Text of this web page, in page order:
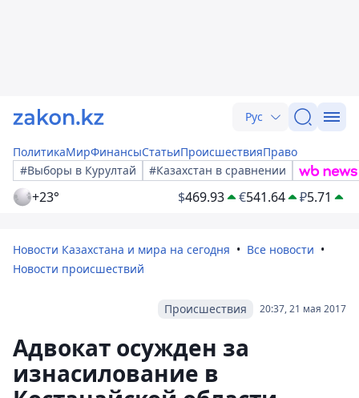
Рус
ПолитикаМирФинансыСтатьиПроисшествияПраво
#Выборы в Курултай
#Казахстан в сравнении
+23° $469.93 €541.64 ₽5.71
Новости Казахстана и мира на сегодня
Все новости
Новости происшествий
20:37, 21 мая 2017
Происшествия
Адвокат осужден за
изнасилование в